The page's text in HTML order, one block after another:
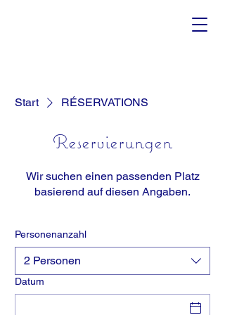
Start RÉSERVATIONS
Reservierungen
Wir suchen einen passenden Platz
basierend auf diesen Angaben.
Personenanzahl
2 Personen
Datum